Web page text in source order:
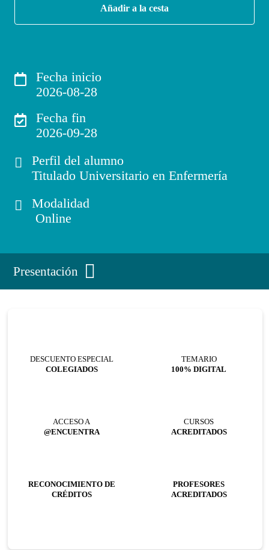
Añadir a la cesta
Fecha inicio
2026-08-28
Fecha fin
2026-09-28
Perfil del alumno
Titulado Universitario en Enfermería
Modalidad
Online
Presentación
DESCUENTO ESPECIAL
COLEGIADOS
TEMARIO
100% DIGITAL
ACCESO A
@ENCUENTRA
CURSOS
ACREDITADOS
RECONOCIMIENTO DE
CRÉDITOS
PROFESORES
ACREDITADOS